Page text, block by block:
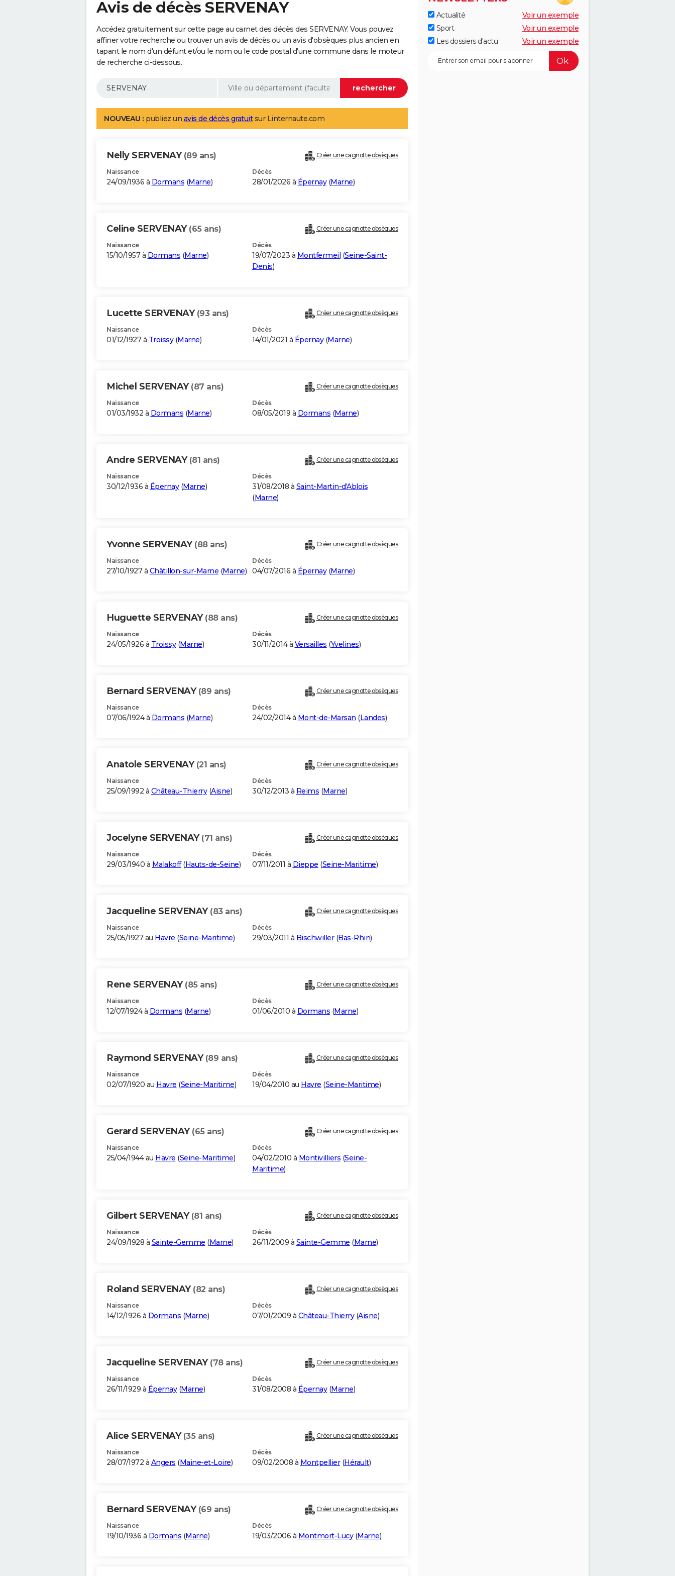
Avis de décès SERVENAY
Accédez gratuitement sur cette page au carnet des décès des SERVENAY. Vous pouvez
affiner votre recherche ou trouver un avis de décès ou un avis d'obsèques plus ancien en
tapant le nom d'un défunt et/ou le nom ou le code postal d'une commune dans le moteur
de recherche ci-dessous.
NOUVEAU : publiez un avis de décès gratuitsur Linternaute.com
Nelly SERVENAY (89 ans) Créer une cagnotte obsèques
Naissance
24/09/1936 à Dormans (Marne)
Décès
28/01/2026 à Épernay(Marne)
Celine SERVENAY (65 ans) Créer une cagnotte obsèques
Naissance
15/10/1957 à Dormans (Marne)
Décès
19/07/2023 à Montfermeil (Seine-Saint-
Denis)
Lucette SERVENAY (93 ans) Créer une cagnotte obsèques
Naissance
01/12/1927 à Troissy(Marne)
Décès
14/01/2021 à Épernay(Marne)
Michel SERVENAY (87 ans) Créer une cagnotte obsèques
Naissance
01/03/1932 à Dormans (Marne)
Décès
08/05/2019 à Dormans (Marne)
Andre SERVENAY (81 ans) Créer une cagnotte obsèques
Naissance
30/12/1936 à Épernay(Marne)
Décès
31/08/2018 à Saint-Martin-d'Ablois
(Marne)
Yvonne SERVENAY (88 ans) Créer une cagnotte obsèques
Naissance
27/10/1927 à Châtillon-sur-Marne (Marne)
Décès
04/07/2016 à Épernay(Marne)
Huguette SERVENAY (88 ans) Créer une cagnotte obsèques
Naissance
24/05/1926 à Troissy(Marne)
Décès
30/11/2014 à Versailles (Yvelines)
Bernard SERVENAY (89 ans) Créer une cagnotte obsèques
Naissance
07/06/1924 à Dormans (Marne)
Décès
24/02/2014 à Mont-de-Marsan (Landes)
Anatole SERVENAY (21 ans) Créer une cagnotte obsèques
Naissance
25/09/1992 à Château-Thierry(Aisne)
Décès
30/12/2013 à Reims (Marne)
Jocelyne SERVENAY (71 ans) Créer une cagnotte obsèques
Naissance
29/03/1940 à Malakoff(Hauts-de-Seine)
Décès
07/11/2011 à Dieppe (Seine-Maritime)
Jacqueline SERVENAY (83 ans) Créer une cagnotte obsèques
Naissance
25/05/1927 au Havre (Seine-Maritime)
Décès
29/03/2011 à Bischwiller(Bas-Rhin)
Rene SERVENAY (85 ans) Créer une cagnotte obsèques
Naissance
12/07/1924 à Dormans (Marne)
Décès
01/06/2010 à Dormans (Marne)
Raymond SERVENAY (89 ans) Créer une cagnotte obsèques
Naissance
02/07/1920 au Havre (Seine-Maritime)
Décès
19/04/2010 au Havre (Seine-Maritime)
Gerard SERVENAY (65 ans) Créer une cagnotte obsèques
Naissance
25/04/1944 au Havre (Seine-Maritime)
Décès
04/02/2010 à Montivilliers (Seine-
Maritime)
Gilbert SERVENAY (81 ans) Créer une cagnotte obsèques
Naissance
24/09/1928 à Sainte-Gemme (Marne)
Décès
26/11/2009 à Sainte-Gemme (Marne)
Roland SERVENAY (82 ans) Créer une cagnotte obsèques
Naissance
14/12/1926 à Dormans (Marne)
Décès
07/01/2009 à Château-Thierry(Aisne)
Jacqueline SERVENAY (78 ans) Créer une cagnotte obsèques
Naissance
26/11/1929 à Épernay(Marne)
Décès
31/08/2008 à Épernay(Marne)
Alice SERVENAY (35 ans) Créer une cagnotte obsèques
Naissance
28/07/1972 à Angers (Maine-et-Loire)
Décès
09/02/2008 à Montpellier(Hérault)
Bernard SERVENAY (69 ans) Créer une cagnotte obsèques
Naissance
19/10/1936 à Dormans (Marne)
Décès
19/03/2006 à Montmort-Lucy(Marne)
Actualité
Voir un exemple
Sport
Voir un exemple
Les dossiers d'actu
Voir un exemple